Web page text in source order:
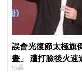
誤會光復節太極旗
畫」 遭打臉後火速
明星